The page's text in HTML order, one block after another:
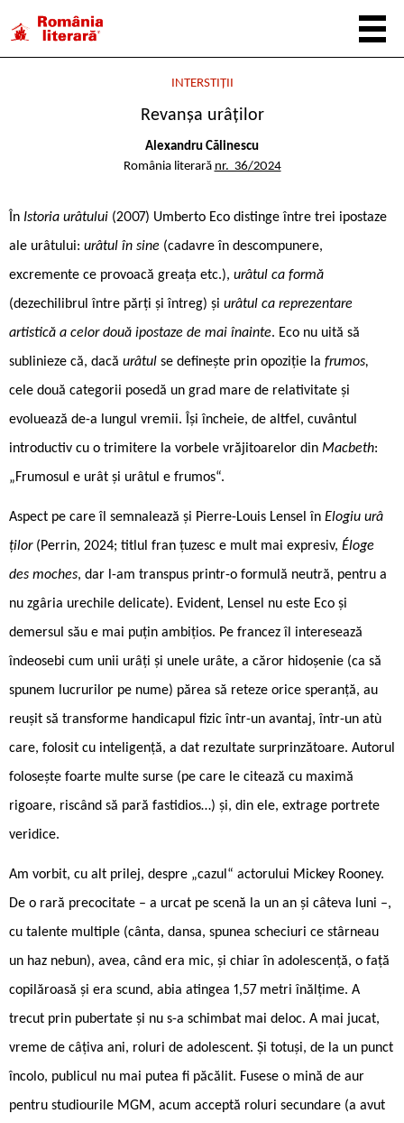
INTERSTIȚII
Revanșa urâților
Alexandru Călinescu
România literară nr. 36/2024
În Istoria urâtului (2007) Umberto Eco distinge între trei ipostaze
ale urâtului: urâtul în sine (cadavre în descompunere,
excremente ce provoacă greața etc.), urâtul ca formă
(dezechilibrul între părți și întreg) și urâtul ca reprezentare
artistică a celor două ipostaze de mai înainte. Eco nu uită să
sublinieze că, dacă urâtul se definește prin opoziție la frumos,
cele două categorii posedă un grad mare de relativitate și
evoluează de-a lungul vremii. Își încheie, de altfel, cuvântul
introductiv cu o trimitere la vorbele vrăjitoarelor din Macbeth:
„Frumosul e urât și urâtul e frumos“.
Aspect pe care îl semnalează și Pierre-Louis Lensel în Elogiu urâ
ților (Perrin, 2024; titlul fran țuzesc e mult mai expresiv, Éloge
des moches, dar l-am transpus printr-o formulă neutră, pentru a
nu zgâria urechile delicate). Evident, Lensel nu este Eco și
demersul său e mai puțin ambițios. Pe francez îl interesează
îndeosebi cum unii urâți și unele urâte, a căror hidoșenie (ca să
spunem lucrurilor pe nume) părea să reteze orice speranță, au
reușit să transforme handicapul fizic într-un avantaj, într-un atù
care, folosit cu inteligență, a dat rezultate surprinzătoare. Autorul
folosește foarte multe surse (pe care le citează cu maximă
rigoare, riscând să pară fastidios…) și, din ele, extrage portrete
veridice.
Am vorbit, cu alt prilej, despre „cazul“ actorului Mickey Rooney.
De o rară precocitate – a urcat pe scenă la un an și câteva luni –,
cu talente multiple (cânta, dansa, spunea scheciuri ce stârneau
un haz nebun), avea, când era mic, și chiar în adolescență, o față
copilăroasă și era scund, abia atingea 1,57 metri înălțime. A
trecut prin pubertate și nu s-a schimbat mai deloc. A mai jucat,
vreme de câțiva ani, roluri de adolescent. Și totuși, de la un punct
încolo, publicul nu mai putea fi păcălit. Fusese o mină de aur
pentru studiourile MGM, acum acceptă roluri secundare (a avut